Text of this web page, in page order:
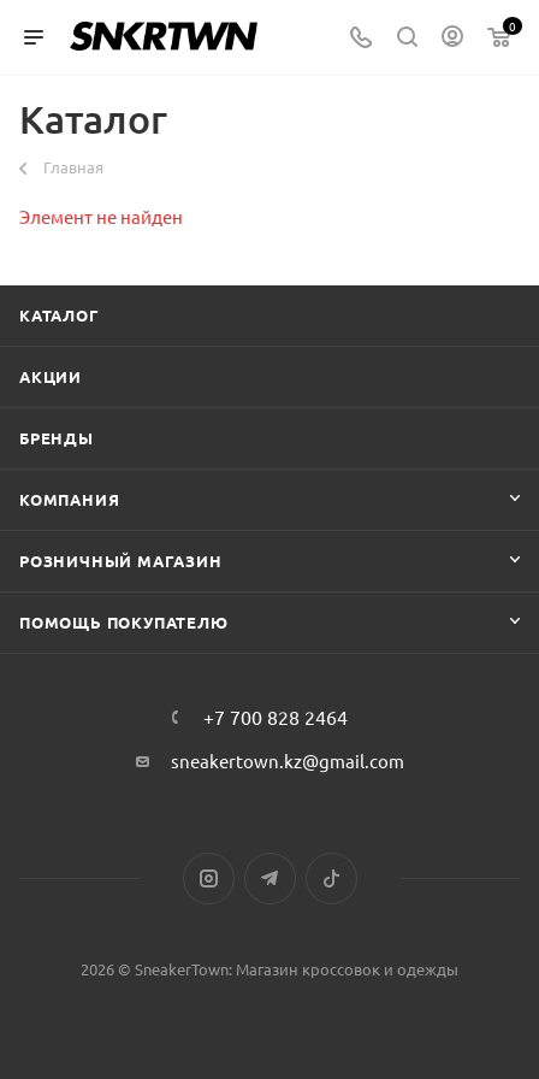
0
Каталог
Главная
Элемент не найден
КАТАЛОГ
АКЦИИ
БРЕНДЫ
КОМПАНИЯ
РОЗНИЧНЫЙ МАГАЗИН
ПОМОЩЬ ПОКУПАТЕЛЮ
+7 700 828 2464
sneakertown.kz@gmail.com
2026 © SneakerTown: Магазин кроссовок и одежды